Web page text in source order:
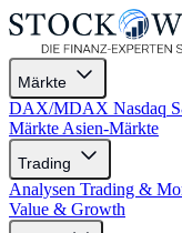
Märkte
DAX/MDAX Nasdaq
Märkte Asien-Märkte
Trading
Analysen Trading &
Value & Growth